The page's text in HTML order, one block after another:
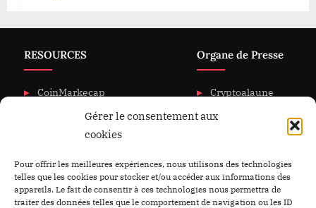
Gérer le consentement aux
cookies
Pour offrir les meilleures expériences, nous utilisons des technologies
telles que les cookies pour stocker et/ou accéder aux informations des
appareils. Le fait de consentir à ces technologies nous permettra de
traiter des données telles que le comportement de navigation ou les ID
RESOURCES
CoinMarkecap
CoinGecKo
Intigration & API
Privacy & policy
Organe de Presse
Cryptoalaune
A propos de nous
Nous Contacter